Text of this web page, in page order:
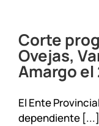
Corte
Ovejas,
Amargo
El Ente
dependiente [...]